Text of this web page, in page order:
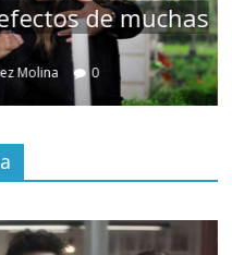
hadas interclasista
mexicana
Julio Martínez Molina 0